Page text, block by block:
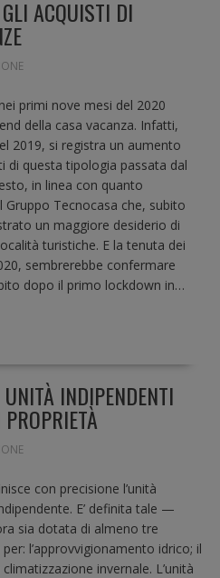
ACQUISTI DI
primi nove mesi del 2020
della casa vacanza. Infatti,
2019, si registra un aumento
di questa tipologia passata dal
in linea con quanto
Tecnocasa che, subito
un maggiore desiderio di
turistiche. E la tenuta dei
sembrerebbe confermare
dopo il primo lockdown in…
INDIPENDENTI
con precisione l’unità
E’ definita tale —
sia dotata di almeno tre
l’approvvigionamento idrico; il
invernale. L’unità